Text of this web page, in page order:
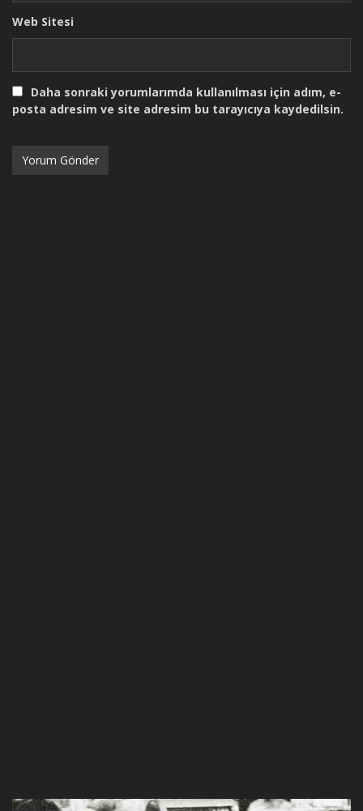
Web Sitesi
Daha sonraki yorumlarımda kullanılması için adım, e-
posta adresim ve site adresim bu tarayıcıya kaydedilsin.